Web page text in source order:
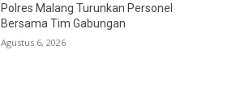
Polres Malang Turunkan Personel
Bersama Tim Gabungan
Agustus 6, 2026